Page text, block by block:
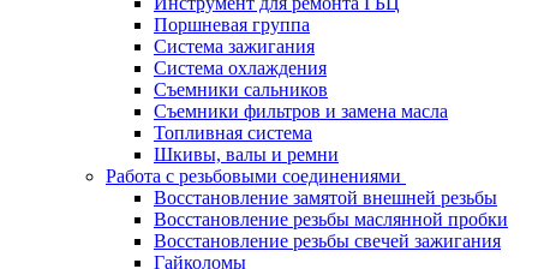
Поршневая группа
Система зажигания
Система охлаждения
Съемники сальников
Съемники фильтров и замена масла
Топливная система
Шкивы, валы и ремни
Работа с резьбовыми соединениями
Восстановление замятой внешней резьбы
Восстановление резьбы маслянной пробки
Восстановление резьбы свечей зажигания
Гайколомы